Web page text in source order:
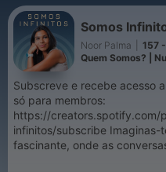
Somos
Noor Palma
157
Quem Somos? |
Subscreve e recebe acesso
só para membros:
https://creators.spotify.com/
infinitos/subscribe Imaginas-te a mergulhar numa viagem
fascinante, onde as conversas nunca
é um convite para uma